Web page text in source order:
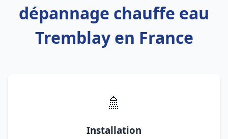
dépannage chauffe eau
Tremblay en France
🚿
Installation